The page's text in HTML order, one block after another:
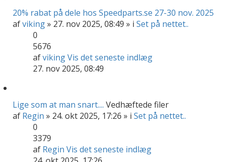
20% rabat på dele hos Speedparts.se 27-30 nov. 2025
afviking» 27. nov 2025, 08:49 » i Set på nettet..
0
5676
afvikingVis det seneste indlæg
27. nov 2025, 08:49
Lige som at man snart.... Vedhæftede filer
af Regin » 24. okt 2025, 17:26 » i Set på nettet..
0
3379
af Regin Vis det seneste indlæg